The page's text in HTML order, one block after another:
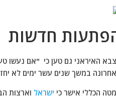
k
חדשות
האיראני גם טען כי "אם נעשו
במשך שנים עשר ימים לא
הכללי אישר כי ישראל וארצות